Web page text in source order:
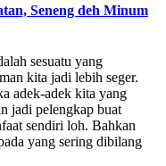
Seneng deh Minum
sesuatu yang
kita jadi lebih seger.
adek-adek kita yang
jadi pelengkap buat
sendiri loh. Bahkan
yang sering dibilang